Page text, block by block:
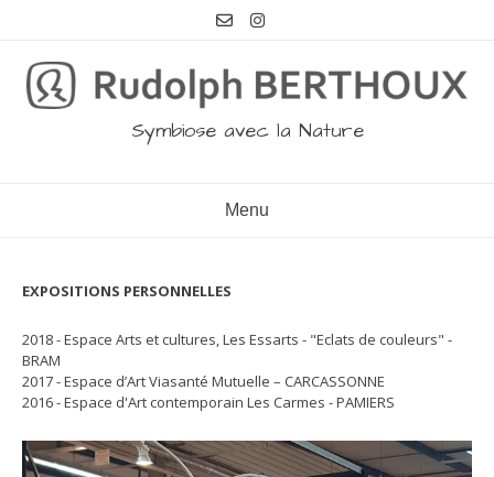
contenu
Symbiose avec la Nature
Menu
EXPOSITIONS PERSONNELLES
2018 - Espace Arts et cultures, Les Essarts - "Eclats de couleurs" -
BRAM
2017 - Espace d’Art Viasanté Mutuelle – CARCASSONNE
2016 - Espace d'Art contemporain Les Carmes - PAMIERS